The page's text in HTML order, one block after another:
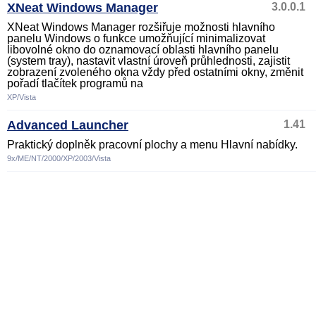
XNeat Windows Manager
3.0.0.1
XNeat Windows Manager rozšiřuje možnosti hlavního
panelu Windows o funkce umožňující minimalizovat
libovolné okno do oznamovací oblasti hlavního panelu
(system tray), nastavit vlastní úroveň průhlednosti, zajistit
zobrazení zvoleného okna vždy před ostatními okny, změnit
pořadí tlačítek programů na
XP/Vista
Advanced Launcher
1.41
Praktický doplněk pracovní plochy a menu Hlavní nabídky.
9x/ME/NT/2000/XP/2003/Vista